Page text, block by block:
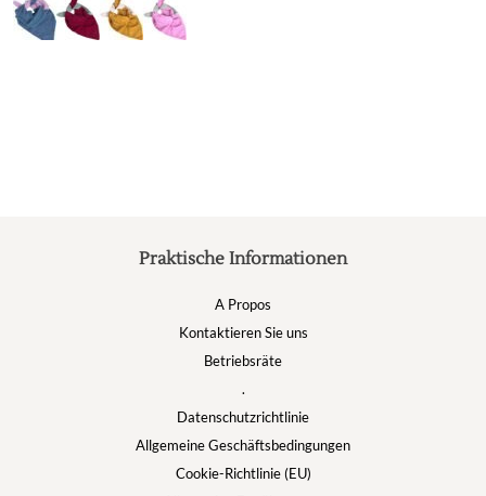
Praktische Informationen
A Propos
Kontaktieren Sie uns
Betriebsräte
.
Datenschutzrichtlinie
Allgemeine Geschäftsbedingungen
Cookie-Richtlinie (EU)